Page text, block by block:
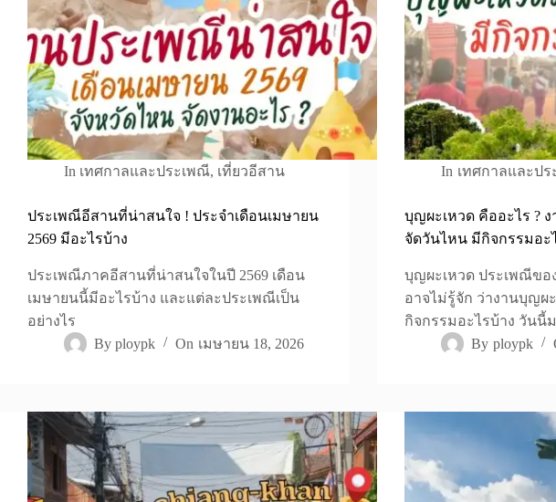
In เทศกาลและประเพณี, เที่ยวอีสาน
ประเพณีอีสานที่น่าสนใจ ! ประจำเดือนเมษายน
2569 มีอะไรบ้าง
ประเพณีภาคอีสานที่น่าสนใจในปี 2569 เดือน
เมษายนนี้มีอะไรบ้าง และแต่ละประเพณีเป็น
อย่างไร
By ploypk On เมษายน 18, 2026
In เทศกาลและป
บุญผะเหวด คืออะไร ?
จัดวันไหน มีกิจกรรมอะ
บุญผะเหวด ประเพณีข
อาจไม่รู้จัก ว่างานบุญผ
กิจกรรมอะไรบ้าง วันนี้
By ploypk